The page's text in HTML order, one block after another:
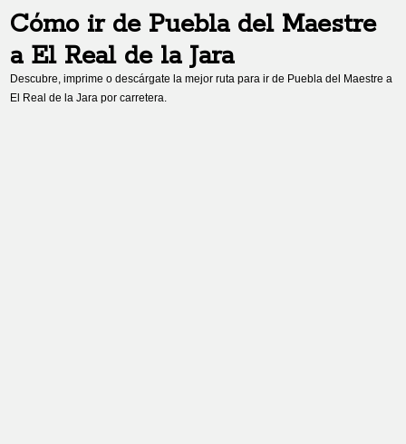
Cómo ir de Puebla del Maestre
a El Real de la Jara
Descubre, imprime o descárgate la mejor ruta para ir de Puebla del Maestre a
El Real de la Jara por carretera.